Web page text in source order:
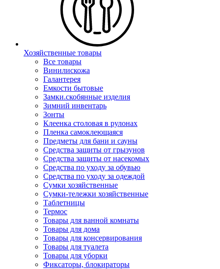
Хозяйственные товары
Все товары
Винилискожа
Галантерея
Емкости бытовые
Замки.скобянные изделия
Зимний инвентарь
Зонты
Клеенка столовая в рулонах
Пленка самоклеющаяся
Предметы для бани и сауны
Средства защиты от грызунов
Средства защиты от насекомых
Средства по уходу за обувью
Средства по уходу за одеждой
Сумки хозяйственные
Сумки-тележки хозяйственные
Таблетницы
Термос
Товары для ванной комнаты
Товары для дома
Товары для консервирования
Товары для туалета
Товары для уборки
Фиксаторы, блокираторы